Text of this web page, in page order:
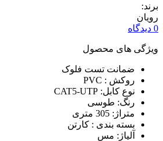
برند:
رویان
0 دیدگاه
ویژگی های محصول
ضمانت تست فلوک
روکش : PVC
نوع کابل: CAT5-UTP
رنگ: طوسی
متراژ: 305 متری
بسته بندی : کارتن
آلیاژ: مس